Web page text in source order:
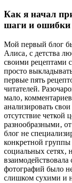
Как я начал
шаги и ошибки
Мой первый блог
Алиса‚ с детства
своими рецептами
просто
первые пять
читателей.
мало‚
анализировать
отсутствие
разнообразными‚
блог не
конкретной
социальных сетях‚
фотографий было
слишком сухими и